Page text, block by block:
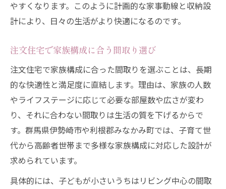
やすくなります。このように計画的な家事動線と収納設
計により、日々の生活がより快適になるのです。
注文住宅で家族構成に合う間取り選び
注文住宅で家族構成に合った間取りを選ぶことは、長期
的な快適性と満足度に直結します。理由は、家族の人数
やライフステージに応じて必要な部屋数や広さが変わ
り、それに合わない間取りは生活の質を下げるからで
す。群馬県伊勢崎市や利根郡みなかみ町では、子育て世
代から高齢者世帯まで多様な家族構成に対応した設計が
求められています。
具体的には、子どもが小さいうちはリビング中心の間取